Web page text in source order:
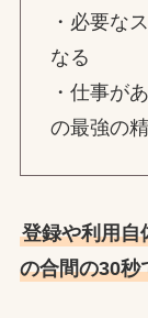
・必要な
なる
・仕事が
の最強の
登録や利用自
の合間の30秒